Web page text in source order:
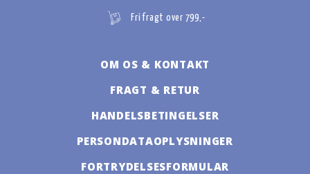
Fri fragt over 799,-
OM OS & KONTAKT
FRAGT & RETUR
HANDELSBETINGELSER
PERSONDATAOPLYSNINGER
FORTRYDELSESFORMULAR